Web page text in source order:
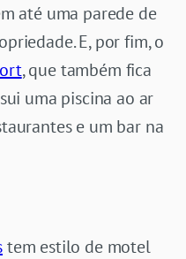
até uma parede de
E, por fim, o
, que também fica
uma piscina ao ar
e um bar na
tem estilo de motel